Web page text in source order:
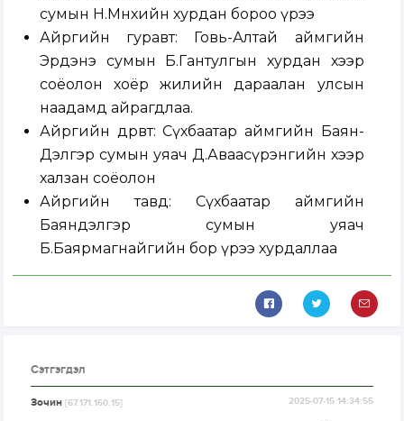
сумын Н.Мөнхийн хурдан бороо үрээ
Айргийн гуравт: Говь-Алтай аймгийн
Эрдэнэ сумын Б.Гантулгын хурдан хээр
соёолон хоёр жилийн дараалан улсын
наадамд айрагдлаа.
Айргийн дөрөвт: Сүхбаатар аймгийн Баян-
Дэлгэр сумын уяач Д.Аваасүрэнгийн хээр
халзан соёолон
Айргийн тавд: Сүхбаатар аймгийн
Баяндэлгэр сумын уяач
Б.Баярмагнайгийн бор үрээ хурдаллаа
Сэтгэгдэл
Зочин[67.171.160.15] 2025-07-15 14:34:55